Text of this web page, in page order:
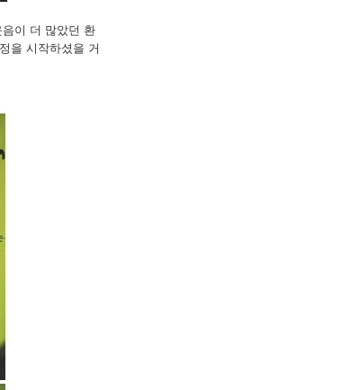
이 더 많았던 환
을 시작하셨을 거